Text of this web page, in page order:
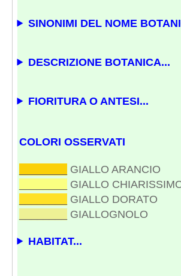
SINONIMI DEL NOME
DESCRIZIONE BOTANICA...
FIORITURA O ANTESI...
COLORI OSSERVATI
GIALLO ARANCIO
GIALLO
GIALLO DORATO
GIALLOGNOLO
HABITAT...